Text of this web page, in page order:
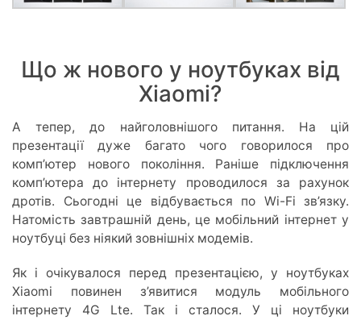
Що ж нового у ноутбуках від
Xiaomi?
А тепер, до найголовнішого питання. На цій
презентації дуже багато чого говорилося про
комп’ютер нового покоління. Раніше підключення
комп’ютера до інтернету проводилося за рахунок
дротів. Сьогодні це відбувається по Wi-Fi зв’язку.
Натомість завтрашній день, це мобільний інтернет у
ноутбуці без ніякий зовнішніх модемів.
Як і очікувалося перед презентацією, у ноутбуках
Xiaomi повинен з’явитися модуль мобільного
інтернету 4G Lte. Так і сталося. У ці ноутбуки